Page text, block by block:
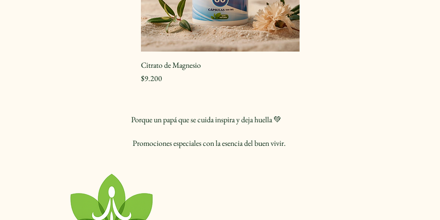
Citrato de Magnesio
Precio
$9.200
Porque un papá que se cuida inspira y deja huella 💚
Promociones especiales con la esencia del buen vivir.